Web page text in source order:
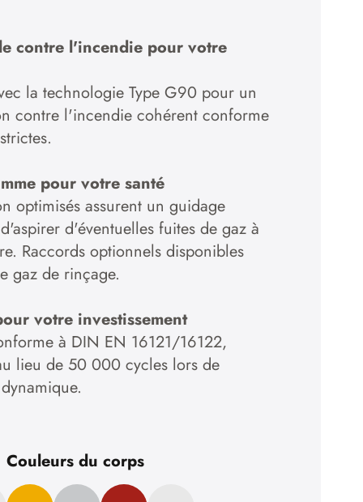
contre l'incendie pour votre
la technologie Type G90 pour un
contre l'incendie cohérent conforme
pour votre santé
optimisés assurent un guidage
d'éventuelles fuites de gaz à
Raccords optionnels disponibles
gaz de rinçage.
votre investissement
à DIN EN 16121/16122,
lieu de 50 000 cycles lors de
Couleurs du corps